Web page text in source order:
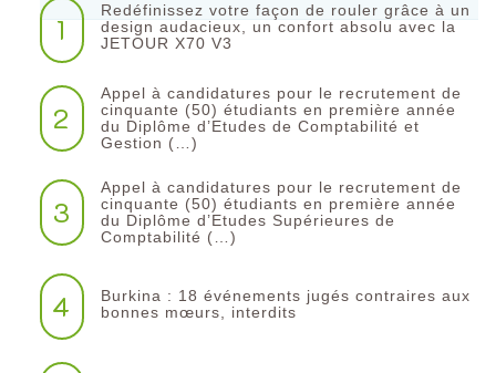
1
Redéfinissez votre façon de rouler grâce à un
design audacieux, un confort absolu avec la
JETOUR X70 V3
2
Appel à candidatures pour le recrutement de
cinquante (50) étudiants en première année
du Diplôme d’Etudes de Comptabilité et
Gestion (…)
3
Appel à candidatures pour le recrutement de
cinquante (50) étudiants en première année
du Diplôme d’Etudes Supérieures de
Comptabilité (…)
4
Burkina : 18 événements jugés contraires aux
bonnes mœurs, interdits